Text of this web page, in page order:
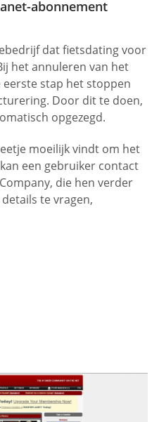
abonnement
dat fietsdating voor
het annuleren van het
stap het stoppen
Door dit te doen,
opgezegd.
moeilijk vindt om het
een gebruiker contact
die hen verder
te vragen,